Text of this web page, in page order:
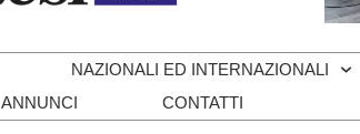
NAZIONALI ED INTERNAZIONALI
ANNUNCI CONTATTI